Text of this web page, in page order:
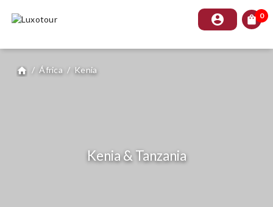
account_circle shopping_bag 0
home / África / Kenia
Kenia & Tanzania